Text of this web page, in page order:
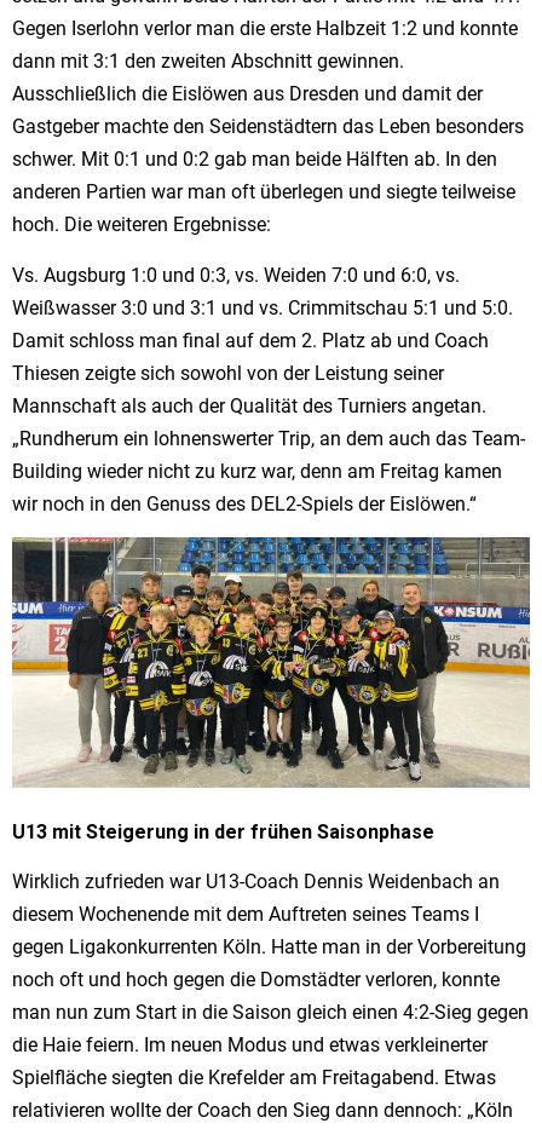
Gegen Iserlohn verlor man die erste Halbzeit 1:2 und konnte
dann mit 3:1 den zweiten Abschnitt gewinnen.
Ausschließlich die Eislöwen aus Dresden und damit der
Gastgeber machte den Seidenstädtern das Leben besonders
schwer. Mit 0:1 und 0:2 gab man beide Hälften ab. In den
anderen Partien war man oft überlegen und siegte teilweise
hoch. Die weiteren Ergebnisse:
Vs. Augsburg 1:0 und 0:3, vs. Weiden 7:0 und 6:0, vs.
Weißwasser 3:0 und 3:1 und vs. Crimmitschau 5:1 und 5:0.
Damit schloss man final auf dem 2. Platz ab und Coach
Thiesen zeigte sich sowohl von der Leistung seiner
Mannschaft als auch der Qualität des Turniers angetan.
„Rundherum ein lohnenswerter Trip, an dem auch das Team-
Building wieder nicht zu kurz war, denn am Freitag kamen
wir noch in den Genuss des DEL2-Spiels der Eislöwen.“
U13 mit Steigerung in der frühen Saisonphase
Wirklich zufrieden war U13-Coach Dennis Weidenbach an
diesem Wochenende mit dem Auftreten seines Teams I
gegen Ligakonkurrenten Köln. Hatte man in der Vorbereitung
noch oft und hoch gegen die Domstädter verloren, konnte
man nun zum Start in die Saison gleich einen 4:2-Sieg gegen
die Haie feiern. Im neuen Modus und etwas verkleinerter
Spielfläche siegten die Krefelder am Freitagabend. Etwas
relativieren wollte der Coach den Sieg dann dennoch: „Köln